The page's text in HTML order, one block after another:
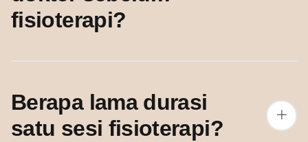
fisioterapi?
Berapa lama durasi
satu sesi fisioterapi?